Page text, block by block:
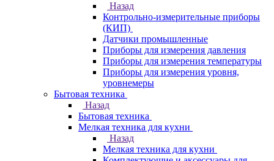
Назад
Контрольно-измерительные приборы
(КИП)
Датчики промышленные
Приборы для измерения давления
Приборы для измерения температуры
Приборы для измерения уровня,
уровнемеры
Бытовая техника
Назад
Бытовая техника
Мелкая техника для кухни
Назад
Мелкая техника для кухни